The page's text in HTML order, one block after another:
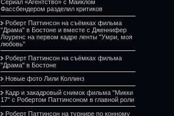
Сериал «Агентство» с Майклом
Фассбендером разделил критиков
Роберт Паттинсон на съёмках фильма
"Драма" в Бостоне и вместе с Дженнифер
Лоуренс на первом кадре ленты "Умри, моя
любовь"
Роберт Паттинсон на съёмках фильма
"Драма" в Бостоне
Новые фото Лили Коллинз
Кадр и закадровый снимок фильма "Микки
17" с Робертом Паттинсоном в главной роли
Роберт Паттинсон на турнире по конному